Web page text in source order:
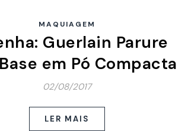
MAQUIAGEM
Guerlain Parure
em Pó Compacta
02/08/2017
LER MAIS